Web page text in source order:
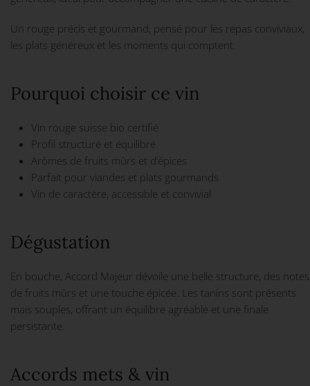
Un rouge précis et gourmand, pensé pour les repas conviviaux,
les plats généreux et les moments qui comptent.
Pourquoi choisir ce vin
Vin rouge suisse bio certifié
Profil structuré et équilibré
Arômes de fruits mûrs et d’épices
Parfait pour viandes et plats gourmands
Vin de caractère, accessible et convivial
Dégustation
En bouche, Accord Majeur dévoile une belle structure, des notes
de fruits mûrs et une touche épicée. Les tanins sont présents
mais souples, offrant un équilibre agréable et une finale
persistante.
Accords mets & vin